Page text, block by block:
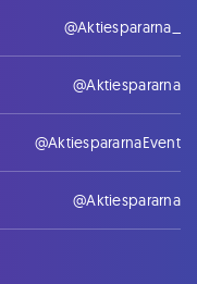
@Aktiespararna_
@Aktiespararna
@AktiespararnaEvent
@Aktiespararna